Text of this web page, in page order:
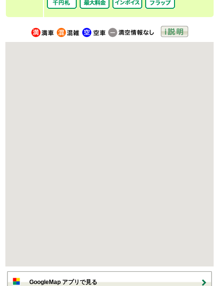
GoogleMap アプリで見る